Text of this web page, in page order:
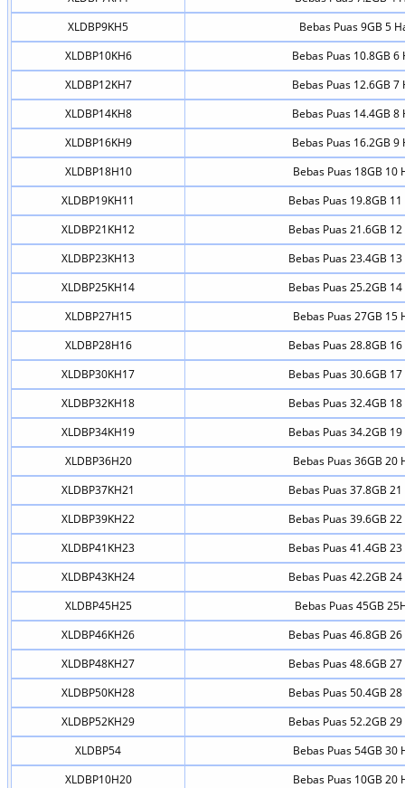
XLDBP9KH5
Bebas Puas 9GB 5
XLDBP10KH6
Bebas Puas 10.8GB 6
XLDBP12KH7
Bebas Puas 12.6GB 7
XLDBP14KH8
Bebas Puas 14.4GB 8
XLDBP16KH9
Bebas Puas 16.2GB 9
XLDBP18H10
Bebas Puas 18GB 10
XLDBP19KH11
Bebas Puas 19.8GB
XLDBP21KH12
Bebas Puas 21.6GB
XLDBP23KH13
Bebas Puas 23.4GB
XLDBP25KH14
Bebas Puas 25.2GB
XLDBP27H15
Bebas Puas 27GB 15
XLDBP28H16
Bebas Puas 28.8GB
XLDBP30KH17
Bebas Puas 30.6GB
XLDBP32KH18
Bebas Puas 32.4GB
XLDBP34KH19
Bebas Puas 34.2GB
XLDBP36H20
Bebas Puas 36GB 20
XLDBP37KH21
Bebas Puas 37.8GB
XLDBP39KH22
Bebas Puas 39.6GB
XLDBP41KH23
Bebas Puas 41.4GB
XLDBP43KH24
Bebas Puas 42.2GB
XLDBP45H25
Bebas Puas 45GB
XLDBP46KH26
Bebas Puas 46.8GB
XLDBP48KH27
Bebas Puas 48.6GB
XLDBP50KH28
Bebas Puas 50.4GB
XLDBP52KH29
Bebas Puas 52.2GB
XLDBP54
Bebas Puas 54GB 30
XLDBP10H20
Bebas Puas 10GB 20